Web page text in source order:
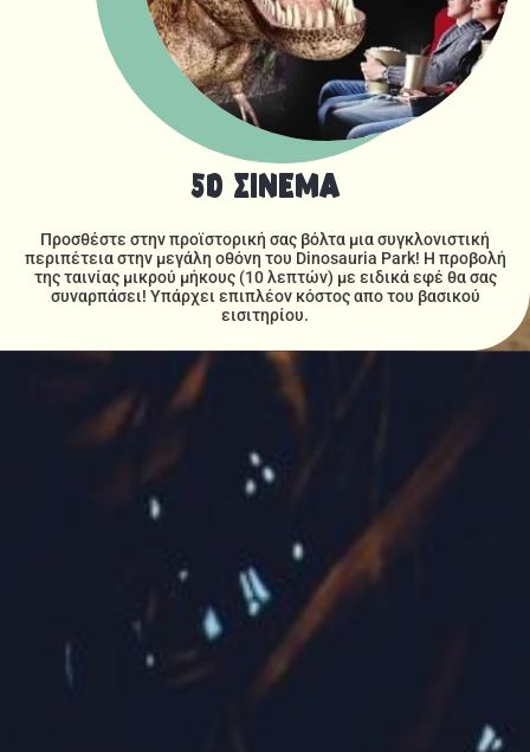
5D ΣΙΝΕΜΑ
Προσθέστε στην προϊστορική σας βόλτα μια συγκλονιστική
περιπέτεια στην μεγάλη οθόνη του Dinosauria Park! Η προβολή
της ταινίας μικρού μήκους (10 λεπτών) με ειδικά εφέ θα σας
συναρπάσει! Υπάρχει επιπλέον κόστος απο του βασικού
εισιτηρίου.